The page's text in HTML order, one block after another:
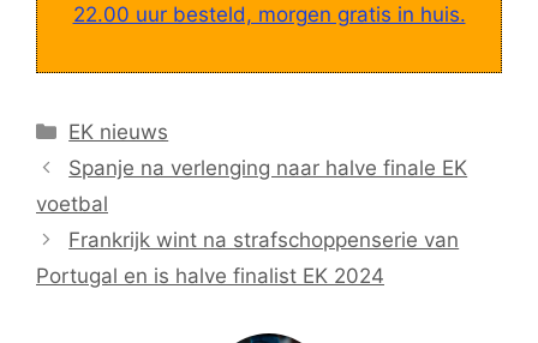
22.00 uur besteld, morgen gratis in huis.
Categorieën
EK nieuws
Spanje na verlenging naar halve finale EK
voetbal
Frankrijk wint na strafschoppenserie van
Portugal en is halve finalist EK 2024